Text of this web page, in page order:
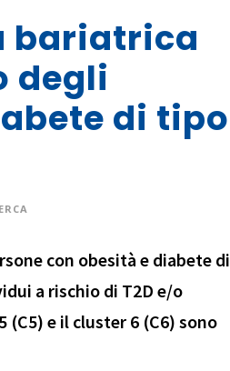
bariatrica
degli
di tipo
con obesità e diabete di
a rischio di T2D e/o
e il cluster 6 (C6) sono